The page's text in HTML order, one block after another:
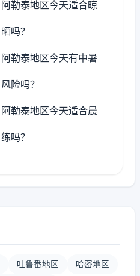
阿勒泰地区今天适合晾
晒吗？
阿勒泰地区今天有中暑
风险吗？
阿勒泰地区今天适合晨
练吗？
吐鲁番地区 哈密地区